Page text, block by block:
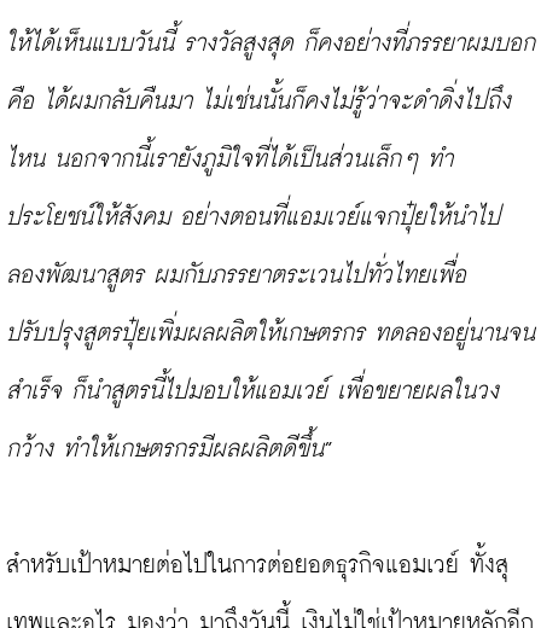
ให้ได้เห็นแบบวันนี้ รางวัลสูงสุด ก็คงอย่างที่ภรรยาผมบอก
คือ ได้ผมกลับคืนมา ไม่เช่นนั้นก็คงไม่รู้ว่าจะดำดิ่งไปถึง
ไหน นอกจากนี้เรายังภูมิใจที่ได้เป็นส่วนเล็กๆ ทำ
ประโยชน์ให้สังคม อย่างตอนที่แอมเวย์แจกปุ๋ยให้นำไป
ลองพัฒนาสูตร ผมกับภรรยาตระเวนไปทั่วไทยเพื่อ
ปรับปรุงสูตรปุ๋ยเพิ่มผลผลิตให้เกษตรกร ทดลองอยู่นานจน
สำเร็จ ก็นำสูตรนี้ไปมอบให้แอมเวย์ เพื่อขยายผลในวง
กว้าง ทำให้เกษตรกรมีผลผลิตดีขึ้น”
สำหรับเป้าหมายต่อไปในการต่อยอดธุรกิจแอมเวย์ ทั้งสุ